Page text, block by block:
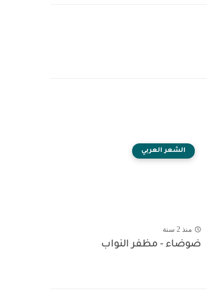
الشعر العربي
منذ 2 سنة
ضوضاء - مظفر النواب